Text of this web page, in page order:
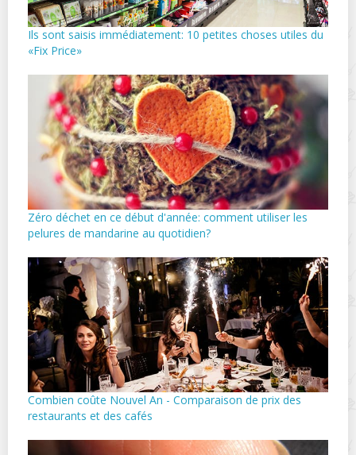
Ils sont saisis immédiatement: 10 petites choses utiles du
«Fix Price»
Zéro déchet en ce début d'année: comment utiliser les
pelures de mandarine au quotidien?
Combien coûte Nouvel An - Comparaison de prix des
restaurants et des cafés